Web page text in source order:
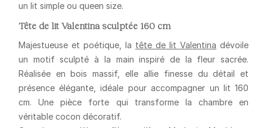
un lit simple ou queen size.
Tête de lit Valentina sculptée 160 cm
Majestueuse et poétique, la tête de lit Valentina dévoile
un motif sculpté à la main inspiré de la fleur sacrée.
Réalisée en bois massif, elle allie finesse du détail
et
présence élégante, idéale pour accompagner un lit 160
cm. Une pièce forte qui transforme la chambre en
véritable cocon décoratif.